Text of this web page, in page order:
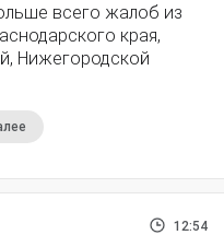
всего жалоб из
края,
Нижегородской
12:54